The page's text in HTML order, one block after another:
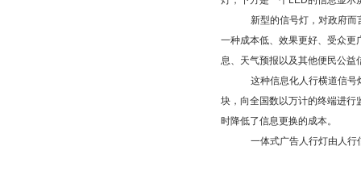
新型的信号灯，对政府
一种成本低、效果更好、受众更
息、天气预报以及其他便民公益
这种信息化人行横道信号
块，向全国数以万计的终端进行
时降低了信息更换的成本。
一体式广告人行灯由人行